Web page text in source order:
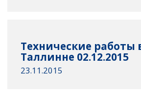
Технические работы
Таллинне 02.12.2015
23.11.2015